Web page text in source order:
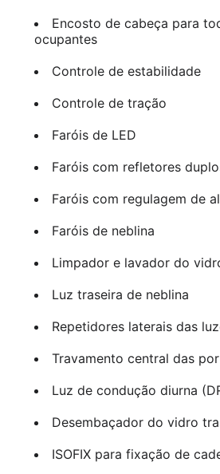
Encosto de cabeça para
ocupantes
Controle de estabilidade
Controle de tração
Faróis de LED
Faróis com refletores
Faróis com regulagem de
Faróis de neblina
Limpador e lavador do
Luz traseira de neblina
Repetidores laterais das
Travamento central das
Luz de condução diurna
Desembaçador do vidro
ISOFIX para fixação de